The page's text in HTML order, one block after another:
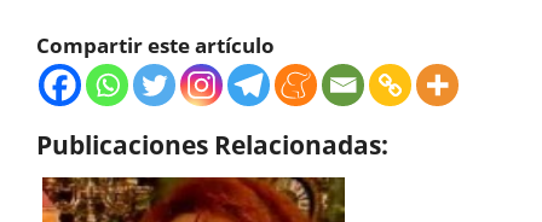
Compartir este artículo
Publicaciones Relacionadas: